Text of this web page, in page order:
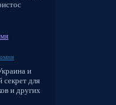
и
для
и других